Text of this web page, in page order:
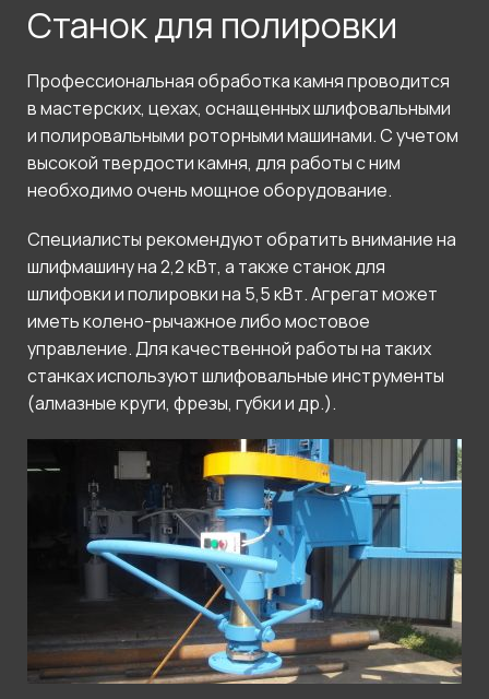
Станок для полировки
Профессиональная обработка камня проводится
в мастерских, цехах, оснащенных шлифовальными
и полировальными роторными машинами. С учетом
высокой твердости камня, для работы с ним
необходимо очень мощное оборудование.
Специалисты рекомендуют обратить внимание на
шлифмашину на 2,2 кВт, а также станок для
шлифовки и полировки на 5,5 кВт. Агрегат может
иметь колено-рычажное либо мостовое
управление. Для качественной работы на таких
станках используют шлифовальные инструменты
(алмазные круги, фрезы, губки и др.).